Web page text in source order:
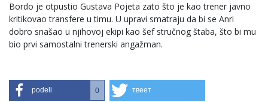
Bordo je otpustio Gustava Pojeta zato što je kao trener javno
kritikovao transfere u timu. U upravi smatraju da bi se Anri
dobro snašao u njihovoj ekipi kao šef stručnog štaba, što bi mu
bio prvi samostalni trenerski angažman.
podeli 0 твеет